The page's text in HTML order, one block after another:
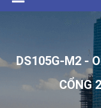
DS105G-M2 -
CỔNG